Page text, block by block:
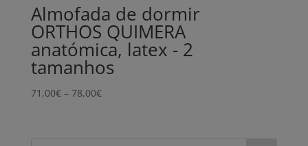
Almofada de dormir
ORTHOS QUIMERA
anatómica, latex - 2
tamanhos
71,00€ – 78,00€Price